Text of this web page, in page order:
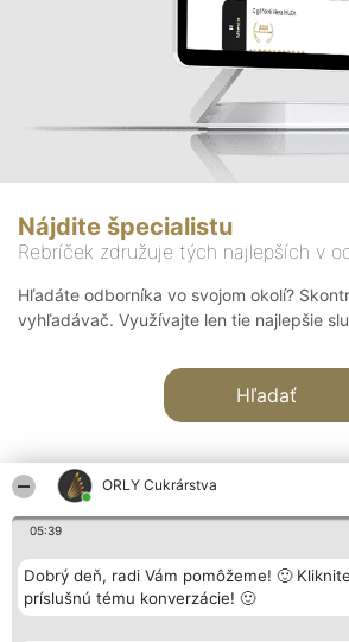
ORLY Cukrárstva
05:39
Dobrý deň, radi Vám pomôžeme! 🙂
príslušnú tému konverzácie! 🙂
Nájdite špecialistu
Rebríček združuje tých najlepších v
Hľadáte odborníka vo svojom okolí?
vyhľadávač. Využívajte len tie najlepšie
Hľadať
Organizátor hodnotenia
Bright Side Solutions sp. z o.
o. sp. k.
Hodnotenie
Laureáti
Lista